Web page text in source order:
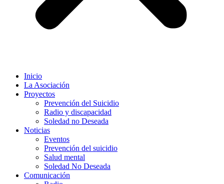
Inicio
La Asociación
Proyectos
Prevención del Suicidio
Radio y discapacidad
Soledad no Deseada
Noticias
Eventos
Prevención del suicidio
Salud mental
Soledad No Deseada
Comunicación